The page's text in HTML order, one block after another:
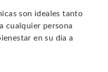
son ideales tanto
cualquier persona
en su día a